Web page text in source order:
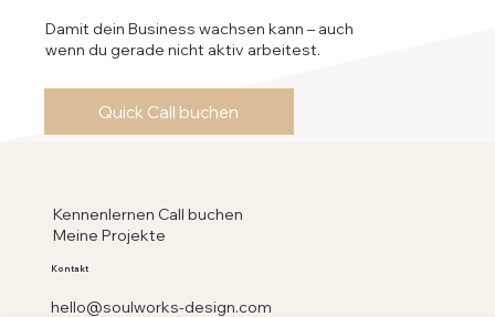
Damit dein Business wachsen kann – auch
wenn du gerade nicht aktiv arbeitest.
Quick Call buchen
Kontakt
hello@soulworks-design.com
Kennenlernen Call buchen
Meine Projekte